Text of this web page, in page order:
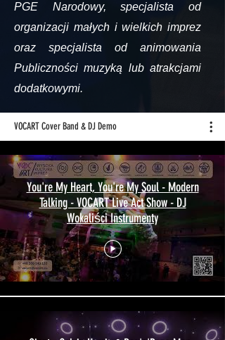
PGE Narodowy, specjalista od
organizacji małych i wielkich imprez
oraz specjalista od animowania
Publiczności muzyką lub atrakcjami
dodatkowymi.
VOCART Cover Band & DJ Demo
You're My Heart, You're My Soul - Modern
Talking - VOCART Live Act Show - DJ
Wokaliści Instrumenty